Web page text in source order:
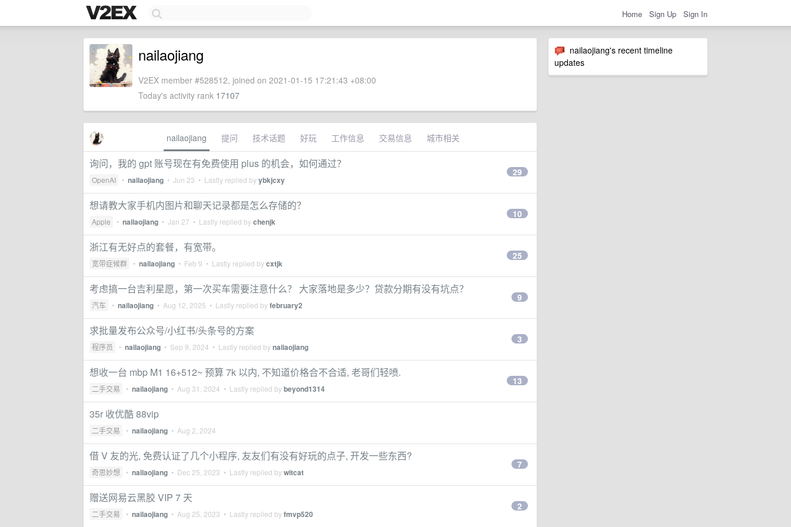
Home Sign Up Sign In
nailaojiang's recent timeline
updates
nailaojiang
V2EX member #528512, joined on 2021-01-15 17:21:43 +08:00
Today's activity rank 17107
nailaojiang 提问 技术话题 好玩 工作信息 交易信息 城市相关
询问，我的 gpt 账号现在有免费使用 plus 的机会，如何通过？
OpenAI • nailaojiang • Jun 23 • Lastly replied byybkjcxy
29
想请教大家手机内图片和聊天记录都是怎么存储的？
Apple • nailaojiang • Jan 27 • Lastly replied bychenjk
10
浙江有无好点的套餐，有宽带。
宽带症候群 • nailaojiang • Feb 9 • Lastly replied bycxtjk
25
考虑搞一台吉利星愿，第一次买车需要注意什么？ 大家落地是多少？贷款分期有没有坑点？
汽车 • nailaojiang • Aug 12, 2025 • Lastly replied byfebruary2
9
求批量发布公众号/小红书/头条号的方案
程序员 • nailaojiang • Sep 9, 2024 • Lastly replied bynailaojiang
3
想收一台 mbp M1 16+512~ 预算 7k 以内, 不知道价格合不合适, 老哥们轻喷.
二手交易 • nailaojiang • Aug 31, 2024 • Lastly replied bybeyond1314
13
35r 收优酷 88vip
二手交易 • nailaojiang • Aug 2, 2024
借 V 友的光, 免费认证了几个小程序, 友友们有没有好玩的点子, 开发一些东西?
奇思妙想 • nailaojiang • Dec 25, 2023 • Lastly replied bywitcat
7
赠送网易云黑胶 VIP 7 天
二手交易 • nailaojiang • Aug 25, 2023 • Lastly replied byfmvp520
2